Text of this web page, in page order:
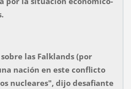
las Falklands (por
nación en este conflicto
nucleares", dijo desafiante